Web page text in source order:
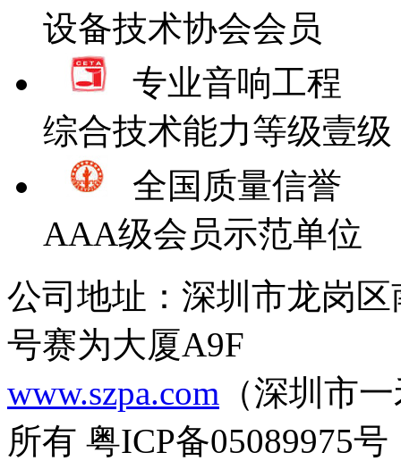
设备技术协会会员
专业音响工程
综合技术能力等级壹级
全国质量信誉
AAA级会员示范单位
公司地址：深圳市龙岗
号赛为大厦A9F
www.szpa.com （深圳市
所有 粤ICP备05089975号